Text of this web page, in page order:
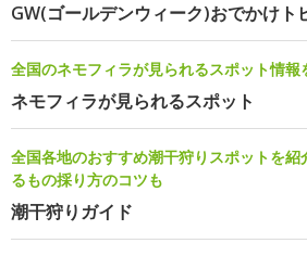
GW(ゴールデンウィーク)おでかけト
全国のネモフィラが見られるスポット情報
ネモフィラが見られるスポット
全国各地のおすすめ潮干狩りスポットを
るもの採り方のコツも
潮干狩りガイド